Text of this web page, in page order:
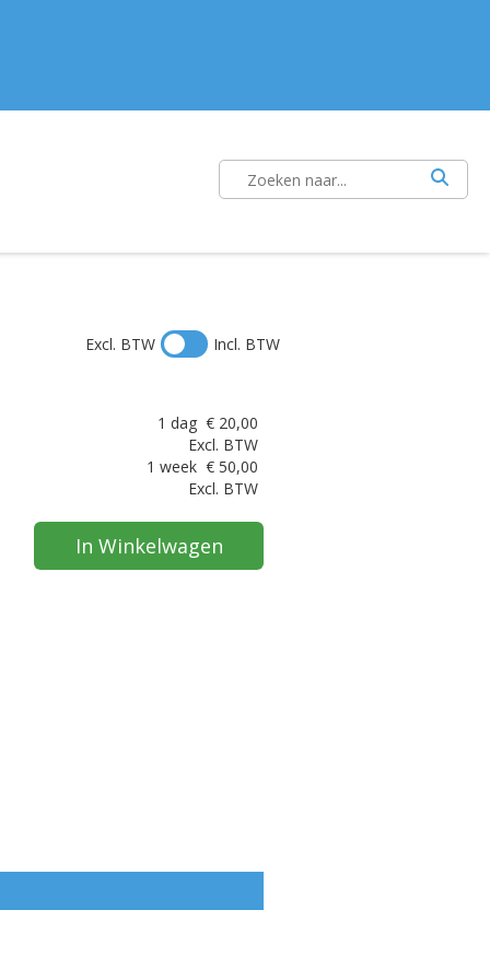
Excl. BTW Incl. BTW
1 dag € 20,00
Excl. BTW
1 week € 50,00
Excl. BTW
In Winkelwagen